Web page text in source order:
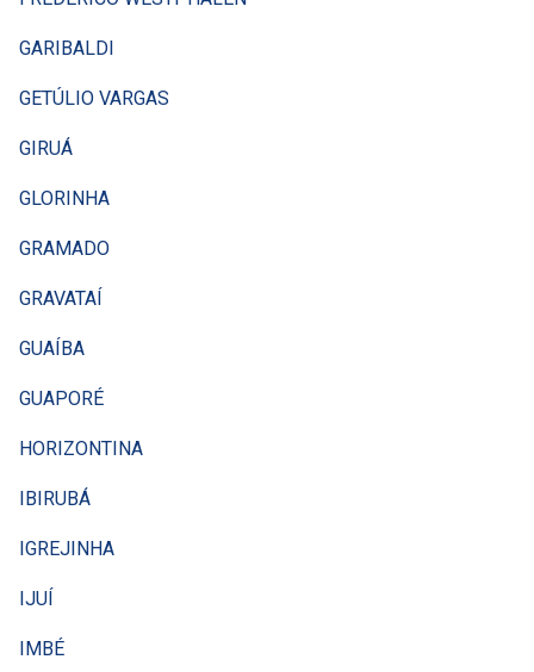
GARIBALDI
GETÚLIO VARGAS
GIRUÁ
GLORINHA
GRAMADO
GRAVATAÍ
GUAÍBA
GUAPORÉ
HORIZONTINA
IBIRUBÁ
IGREJINHA
IJUÍ
IMBÉ